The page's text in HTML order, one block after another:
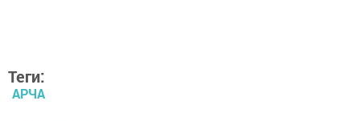
Теги:
АРЧА